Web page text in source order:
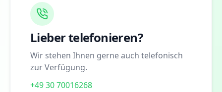
Lieber telefonieren?
Wir stehen Ihnen gerne auch telefonisch
zur Verfügung.
+49 30 70016268